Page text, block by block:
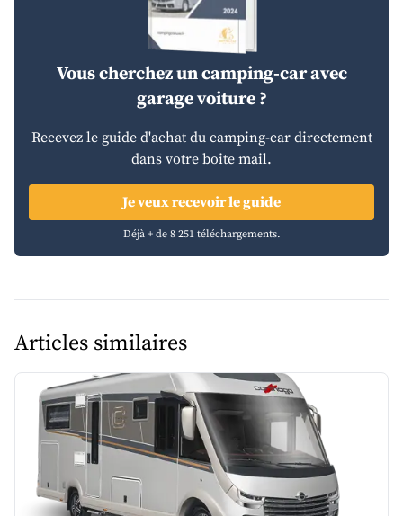
Vous cherchez un camping-car avec
garage voiture ?
Recevez le guide d'achat du camping-car directement
dans votre boite mail.
Je veux recevoir le guide
Déjà + de 8 251 téléchargements.
Articles similaires